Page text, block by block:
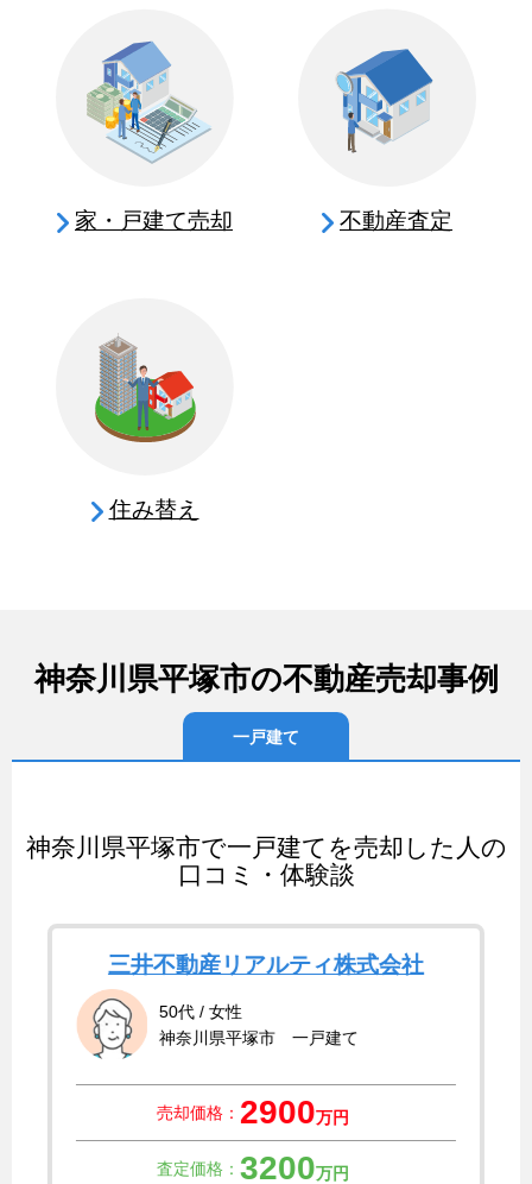
家・戸建て売却 不動産査定
住み替え
神奈川県平塚市の不動産売却事例
一戸建て
神奈川県平塚市で一戸建てを売却した人の
口コミ・体験談
三井不動産リアルティ株式会社
50代 / 女性
神奈川県平塚市 一戸建て
売却価格： 2900万円
査定価格： 3200万円